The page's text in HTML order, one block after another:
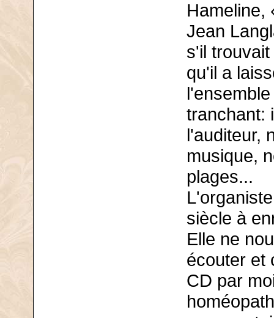
Hameline,
Jean
s'il
qu'il a
tranchant:
l'auditeur,
musique,
plages...
siècle à
Elle ne
écouter et
CD par